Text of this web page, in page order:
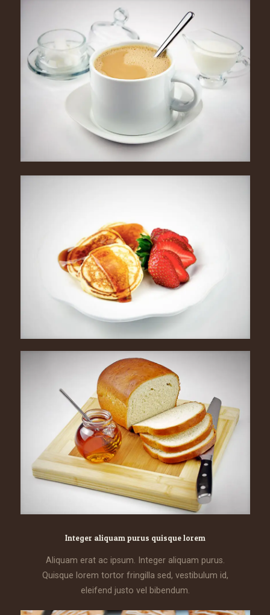
Integer aliquam purus quisque lorem
Aliquam erat ac ipsum. Integer aliquam purus.
Quisque lorem tortor fringilla sed, vestibulum id,
eleifend justo vel bibendum.